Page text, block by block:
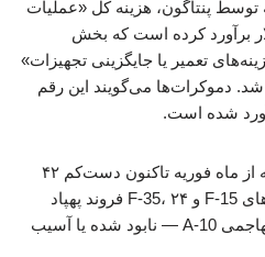
توسط پنتاگون، هزینه کل «عملیات
میلیارد دلار برآورد کرده است که بخش
تعمیر یا جایگزینی تجهیزات»
دموکرات‌ها می‌گویند این رقم
شده است.
این گزارش همچنین نشان داد که از ماه فوریه تاکنون دست‌کم ۴۲
فروند هواپیما — شامل جنگنده‌های F-15 و F-35، ۲۴ فروند پهپاد
MQ-9 Reaper و یک هواپیمای تهاجمی A-10 — نابود شده یا آسیب